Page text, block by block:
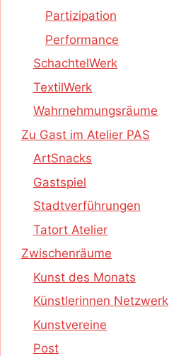
Partizipation
Performance
SchachtelWerk
TextilWerk
Wahrnehmungsräume
Zu Gast im Atelier PAS
ArtSnacks
Gastspiel
Stadtverführungen
Tatort Atelier
Zwischenräume
Kunst des Monats
Künstlerinnen Netzwerk
Kunstvereine
Post